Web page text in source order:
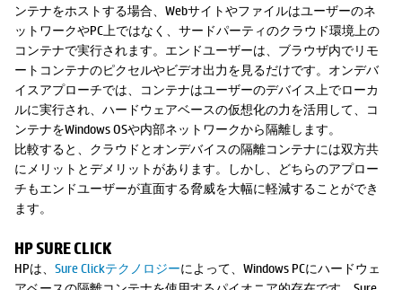
ンテナをホストする場合、Webサイトやファイルはユーザーのネ
ットワークやPC上ではなく、サードパーティのクラウド環境上の
コンテナで実行されます。エンドユーザーは、ブラウザ内でリモ
ートコンテナのピクセルやビデオ出力を見るだけです。オンデバ
イスアプローチでは、コンテナはユーザーのデバイス上でローカ
ルに実行され、ハードウェアベースの仮想化の力を活用して、コ
ンテナをWindows OSや内部ネットワークから隔離します。
比較すると、クラウドとオンデバイスの隔離コンテナには双方共
にメリットとデメリットがあります。しかし、どちらのアプロー
チもエンドユーザーが直面する脅威を大幅に軽減することができ
ます。
HP SURE CLICK
HPは、 Sure Clickテクノロジーによって、Windows PCにハードウェ